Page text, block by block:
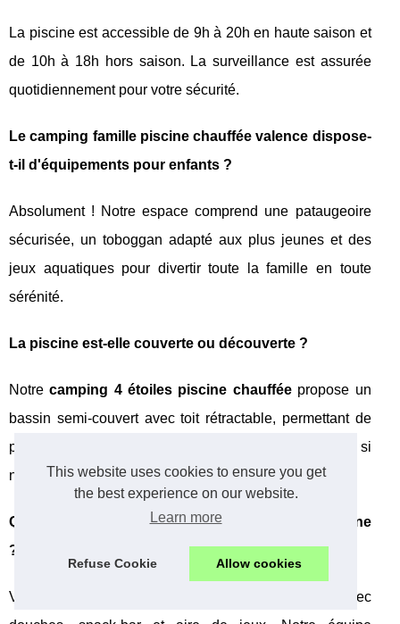
This website uses cookies to ensure you get
the best experience on our website.
Learn more
Refuse Cookie Allow cookies
La piscine est accessible de 9h à 20h en haute saison et
de 10h à 18h hors saison. La surveillance est assurée
quotidiennement pour votre sécurité.
Le camping famille piscine chauffée valence dispose-
t-il d'équipements pour enfants ?
Absolument ! Notre espace comprend une pataugeoire
sécurisée, un toboggan adapté aux plus jeunes et des
jeux aquatiques pour divertir toute la famille en toute
sérénité.
La piscine est-elle couverte ou découverte ?
Notrecamping 4 étoiles piscine chaufféepropose un
bassin semi-couvert avec toit rétractable, permettant de
profiter du soleil par beau temps et de se protéger si
nécessaire.
Quels services sont disponibles autour de la piscine
?
Vous trouverez des transats, parasols, vestiaires avec